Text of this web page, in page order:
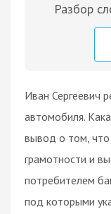
Разбор
Иван Сергеевич
автомобиля.
вывод о том,
грамотности и
потребителем
под которыми